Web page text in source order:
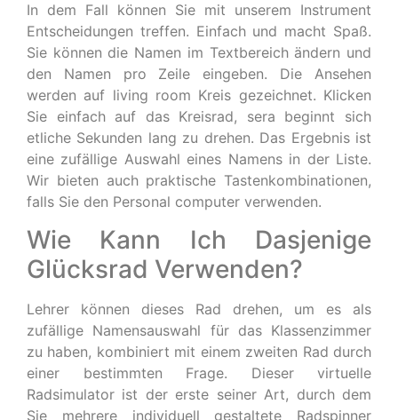
In dem Fall können Sie mit unserem Instrument
Entscheidungen treffen. Einfach und macht Spaß.
Sie können die Namen im Textbereich ändern und
den Namen pro Zeile eingeben. Die Ansehen
werden auf living room Kreis gezeichnet. Klicken
Sie einfach auf das Kreisrad, sera beginnt sich
etliche Sekunden lang zu drehen. Das Ergebnis ist
eine zufällige Auswahl eines Namens in der Liste.
Wir bieten auch praktische Tastenkombinationen,
falls Sie den Personal computer verwenden.
Wie Kann Ich Dasjenige
Glücksrad Verwenden?
Lehrer können dieses Rad drehen, um es als
zufällige Namensauswahl für das Klassenzimmer
zu haben, kombiniert mit einem zweiten Rad durch
einer bestimmten Frage. Dieser virtuelle
Radsimulator ist der erste seiner Art, durch dem
Sie mehrere individuell gestaltete Radspinner